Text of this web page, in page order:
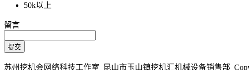
50k以上
留言
苏州挖机会网络科技工作室 昆山市玉山镇挖机汇机械设备销售部